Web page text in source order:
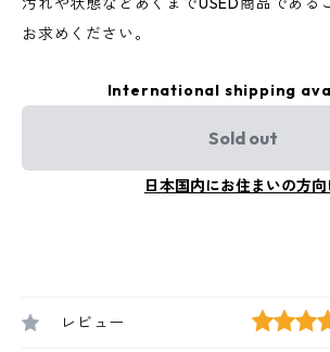
お求めください。
International shipping
Sold out
日本国内にお住まいの方向
レビュー